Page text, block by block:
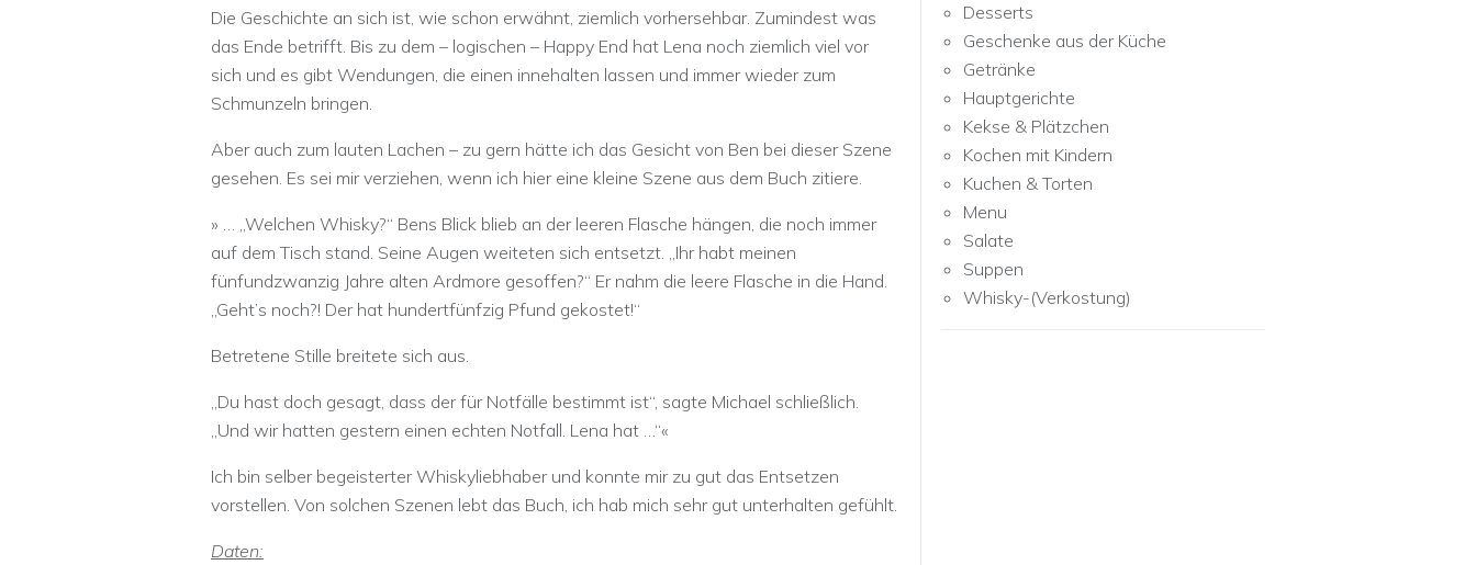
Die Geschichte an sich ist, wie schon erwähnt, ziemlich vorhersehbar. Zumindest was
das Ende betrifft. Bis zu dem – logischen – Happy End hat Lena noch ziemlich viel vor
sich und es gibt Wendungen, die einen innehalten lassen und immer wieder zum
Schmunzeln bringen.
Aber auch zum lauten Lachen – zu gern hätte ich das Gesicht von Ben bei dieser Szene
gesehen. Es sei mir verziehen, wenn ich hier eine kleine Szene aus dem Buch zitiere.
» … „Welchen Whisky?“ Bens Blick blieb an der leeren Flasche hängen, die noch immer
auf dem Tisch stand. Seine Augen weiteten sich entsetzt. „Ihr habt meinen
fünfundzwanzig Jahre alten Ardmore gesoffen?“ Er nahm die leere Flasche in die Hand.
„Geht’s noch?! Der hat hundertfünfzig Pfund gekostet!“
Betretene Stille breitete sich aus.
„Du hast doch gesagt, dass der für Notfälle bestimmt ist“, sagte Michael schließlich.
„Und wir hatten gestern einen echten Notfall. Lena hat …“«
Ich bin selber begeisterter Whiskyliebhaber und konnte mir zu gut das Entsetzen
vorstellen. Von solchen Szenen lebt das Buch, ich hab mich sehr gut unterhalten gefühlt.
Daten:
Desserts
Geschenke aus der Küche
Getränke
Hauptgerichte
Kekse & Plätzchen
Kochen mit Kindern
Kuchen & Torten
Menu
Salate
Suppen
Whisky-(Verkostung)